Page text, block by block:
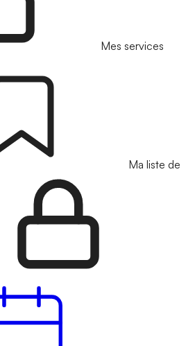
Mes services
Ma liste de